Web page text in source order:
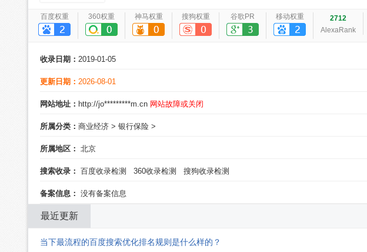
百度权重 360权重 神马权重 搜狗权重 谷歌PR 移动权重
2712
AlexaRank
收录日期： 2019-01-05
更新日期： 2026-08-01
网站地址： http://jo*********m.cn 网站故障或关闭
所属分类： 商业经济 > 银行保险 >
所属地区： 北京
搜索收录： 百度收录检测 360收录检测 搜狗收录检测
备案信息： 没有备案信息
最近更新
当下最流程的百度搜索优化排名规则是什么样的？